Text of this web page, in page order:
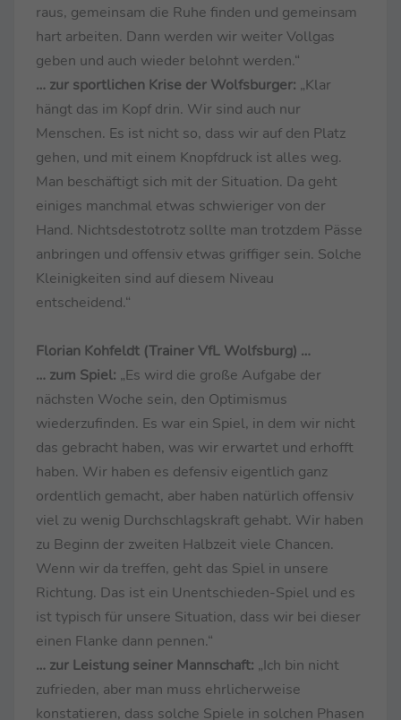
raus, gemeinsam die Ruhe finden und gemeinsam
hart arbeiten. Dann werden wir weiter Vollgas
geben und auch wieder belohnt werden.“
… zur sportlichen Krise der Wolfsburger: „Klar
hängt das im Kopf drin. Wir sind auch nur
Menschen. Es ist nicht so, dass wir auf den Platz
gehen, und mit einem Knopfdruck ist alles weg.
Man beschäftigt sich mit der Situation. Da geht
einiges manchmal etwas schwieriger von der
Hand. Nichtsdestotrotz sollte man trotzdem Pässe
anbringen und offensiv etwas griffiger sein. Solche
Kleinigkeiten sind auf diesem Niveau
entscheidend.“
Florian Kohfeldt (Trainer VfL Wolfsburg) …
… zum Spiel: „Es wird die große Aufgabe der
nächsten Woche sein, den Optimismus
wiederzufinden. Es war ein Spiel, in dem wir nicht
das gebracht haben, was wir erwartet und erhofft
haben. Wir haben es defensiv eigentlich ganz
ordentlich gemacht, aber haben natürlich offensiv
viel zu wenig Durchschlagskraft gehabt. Wir haben
zu Beginn der zweiten Halbzeit viele Chancen.
Wenn wir da treffen, geht das Spiel in unsere
Richtung. Das ist ein Unentschieden-Spiel und es
ist typisch für unsere Situation, dass wir bei dieser
einen Flanke dann pennen.“
… zur Leistung seiner Mannschaft: „Ich bin nicht
zufrieden, aber man muss ehrlicherweise
konstatieren, dass solche Spiele in solchen Phasen